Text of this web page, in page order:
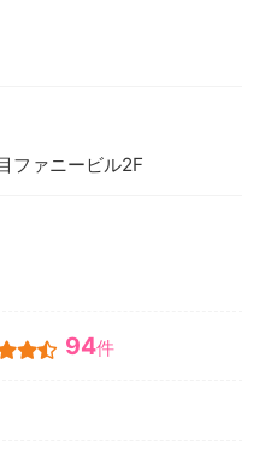
ファニービル2F
94件